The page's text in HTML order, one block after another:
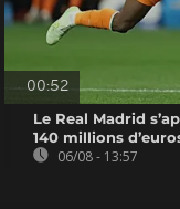
00:52
Le Real Madrid
140 millions
06/08 - 13:57